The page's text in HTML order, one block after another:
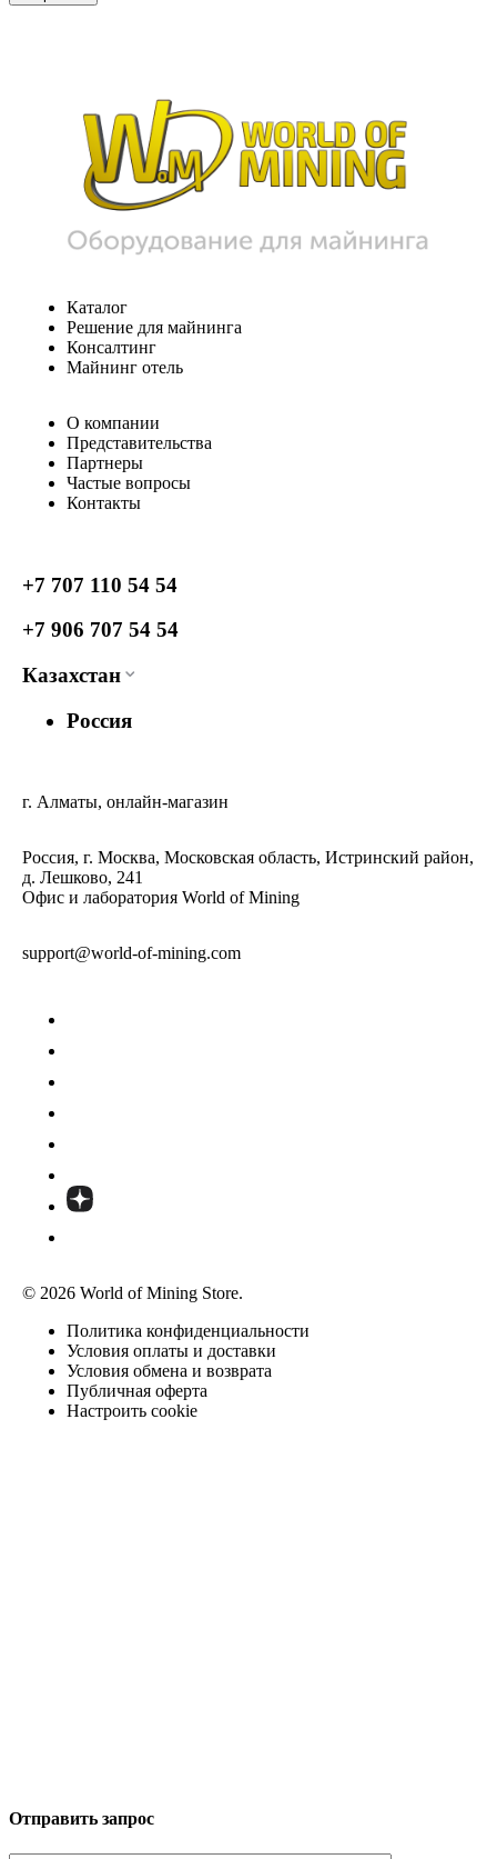
Каталог
Решение для майнинга
Консалтинг
Майнинг отель
О компании
Представительства
Партнеры
Частые вопросы
Контакты
+7 707 110 54 54
+7 906 707 54 54
Казахстан
Россия
г. Алматы, онлайн-магазин
Россия, г. Москва, Московская область, Истринский район,
д. Лешково, 241
Офис и лаборатория World of Mining
support@world-of-mining.com
© 2026 World of Mining Store.
Политика конфиденциальности
Условия оплаты и доставки
Условия обмена и возврата
Публичная оферта
Настроить cookie
Отправить запрос